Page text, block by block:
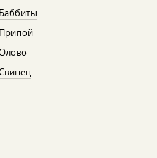
Баббиты
Припой